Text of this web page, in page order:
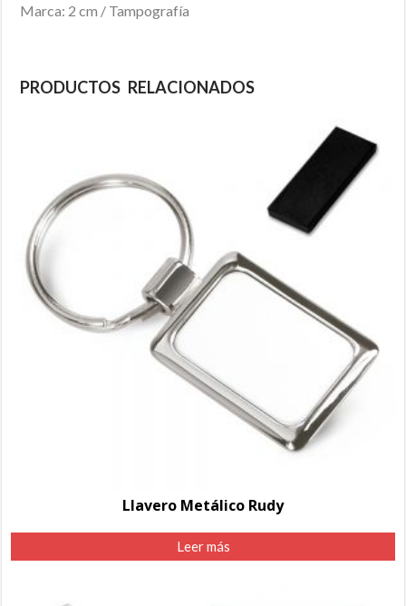
Marca: 2 cm / Tampografía
PRODUCTOS RELACIONADOS
Llavero Metálico Rudy
Leer más